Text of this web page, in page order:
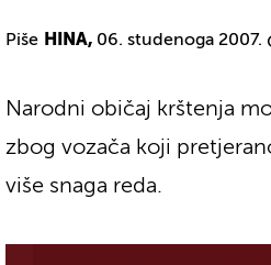
Piše HINA, 06. studenoga 2007.
Narodni običaj krštenja
zbog vozača koji
više snaga reda.